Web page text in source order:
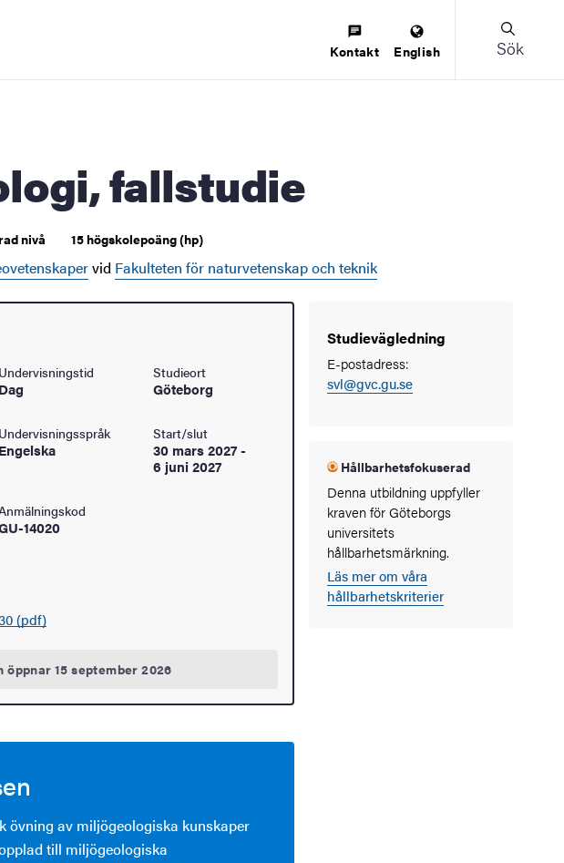
Kontakt English Sök
fallstudie
nivå 15 högskolepoäng (hp)
vid Fakulteten för naturvetenskap och teknik
Undervisningstid
Dag
Studieort
Göteborg
Undervisningsspråk
Engelska
Start/slut
30 mars 2027-
6 juni 2027
14020
(pdf)
öppnar 15 september 2026
övning av miljögeologiska kunskaper
till miljögeologiska
Studievägledning
E-postadress:
svl@gvc.gu.se
Hållbarhetsfokuserad
Denna utbildning uppfyller
kraven för Göteborgs
universitets
hållbarhetsmärkning.
Läs mer om våra
hållbarhetskriterier